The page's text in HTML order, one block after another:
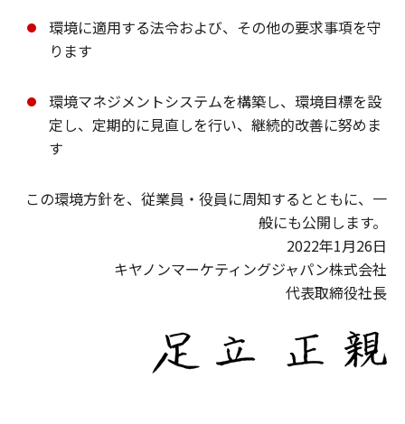
環境に適用する法令および、その他の要求事項を守
ります
環境マネジメントシステムを構築し、環境目標を設
定し、定期的に見直しを行い、継続的改善に努めま
す
この環境方針を、従業員・役員に周知するとともに、一
般にも公開します。
2022年1月26日
キヤノンマーケティングジャパン株式会社
代表取締役社長